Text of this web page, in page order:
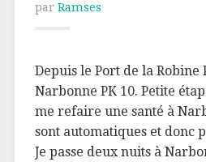
par Ramses
Depuis le Port de la Robine
Narbonne PK 10. Petite
me refaire une santé à
sont automatiques et donc
Je passe deux nuits à